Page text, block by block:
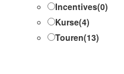
Incentives(0)
Kurse(4)
Touren(13)